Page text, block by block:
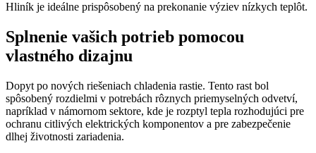
Hliník je ideálne prispôsobený na prekonanie výziev nízkych teplôt.
Splnenie vašich potrieb pomocou
vlastného dizajnu
Dopyt po nových riešeniach chladenia rastie. Tento rast bol
spôsobený rozdielmi v potrebách rôznych priemyselných odvetví,
napríklad v námornom sektore, kde je rozptyl tepla rozhodujúci pre
ochranu citlivých elektrických komponentov a pre zabezpečenie
dlhej životnosti zariadenia.